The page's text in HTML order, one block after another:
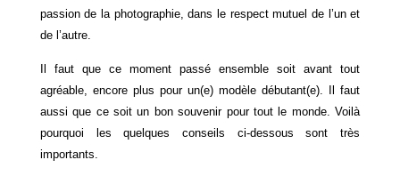
passion de la photographie, dans le respect mutuel de l’un et
de l’autre.
Il faut que ce moment passé ensemble soit avant tout
agréable, encore plus pour un(e) modèle débutant(e). Il faut
aussi que ce soit un bon souvenir pour tout le monde. Voilà
pourquoi les quelques conseils ci-dessous sont très
importants.